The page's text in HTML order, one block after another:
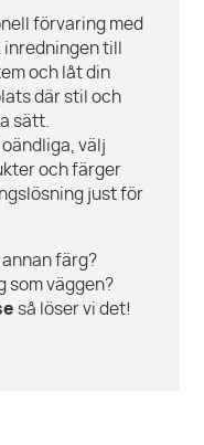
förvaring med
till
och låt din
där stil och
sätt.
välj
och färger
just för
färg?
som väggen?
så löser vi det!